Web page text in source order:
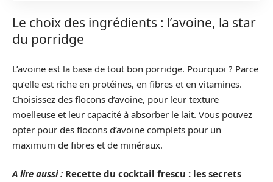
Le choix des ingrédients : l’avoine, la star
du porridge
L’avoine est la base de tout bon porridge. Pourquoi ? Parce
qu’elle est riche en protéines, en fibres et en vitamines.
Choisissez des flocons d’avoine, pour leur texture
moelleuse et leur capacité à absorber le lait. Vous pouvez
opter pour des flocons d’avoine complets pour un
maximum de fibres et de minéraux.
A lire aussi : Recette du cocktail frescu : les secrets